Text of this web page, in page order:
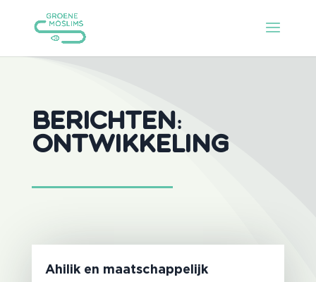
Berichten:
Ontwikkeling
Ahilik en maatschappelijk